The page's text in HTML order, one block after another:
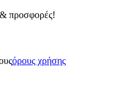
προσφορές!
όρους χρήσης